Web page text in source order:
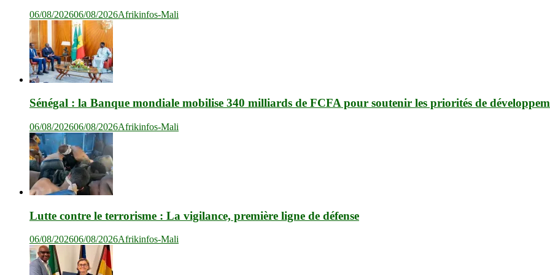
06/08/202606/08/2026Afrikinfos-Mali
Sénégal : la Banque mondiale mobilise 340 milliards de FCFA pour soutenir les priorités de
06/08/202606/08/2026Afrikinfos-Mali
Lutte contre le terrorisme : La vigilance, première ligne de défense
06/08/202606/08/2026Afrikinfos-Mali